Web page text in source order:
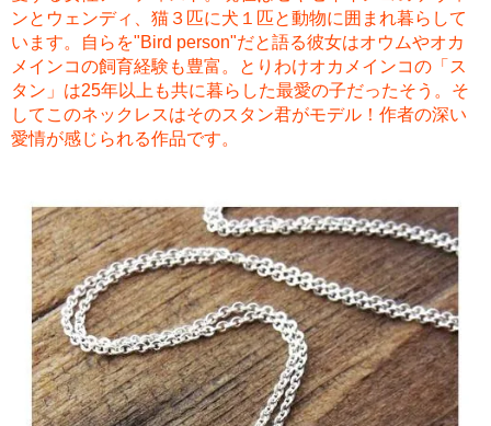
ンとウェンディ、猫３匹に犬１匹と動物に囲まれ暮らして
います。自らを"Bird person"だと語る彼女はオウムやオカ
メインコの飼育経験も豊富。とりわけオカメインコの「ス
タン」は25年以上も共に暮らした最愛の子だったそう。そ
してこのネックレスはそのスタン君がモデル！作者の深い
愛情が感じられる作品です。